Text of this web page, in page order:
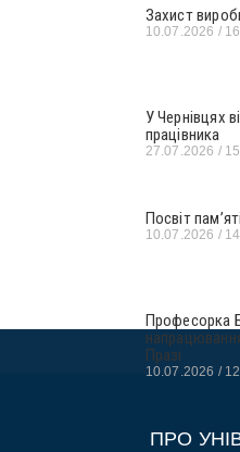
Захист
10.07.2026
У Чернівцях
працівника
27.07.2026
Посвіт пам’яті
10.07.2026
Професорка
Празі
10.07.2026
ПРО